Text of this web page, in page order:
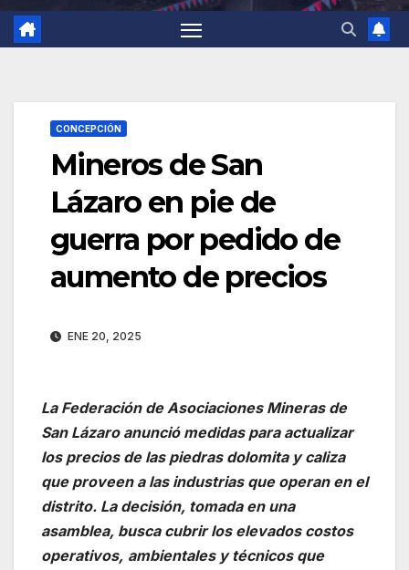
CONCEPCIÓN
Mineros de San
Lázaro en pie de
guerra por pedido de
aumento de precios
ENE 20, 2025
La Federación de Asociaciones Mineras de
San Lázaro anunció medidas para actualizar
los precios de las piedras dolomita y caliza
que proveen a las industrias que operan en el
distrito. La decisión, tomada en una
asamblea, busca cubrir los elevados costos
operativos, ambientales y técnicos que